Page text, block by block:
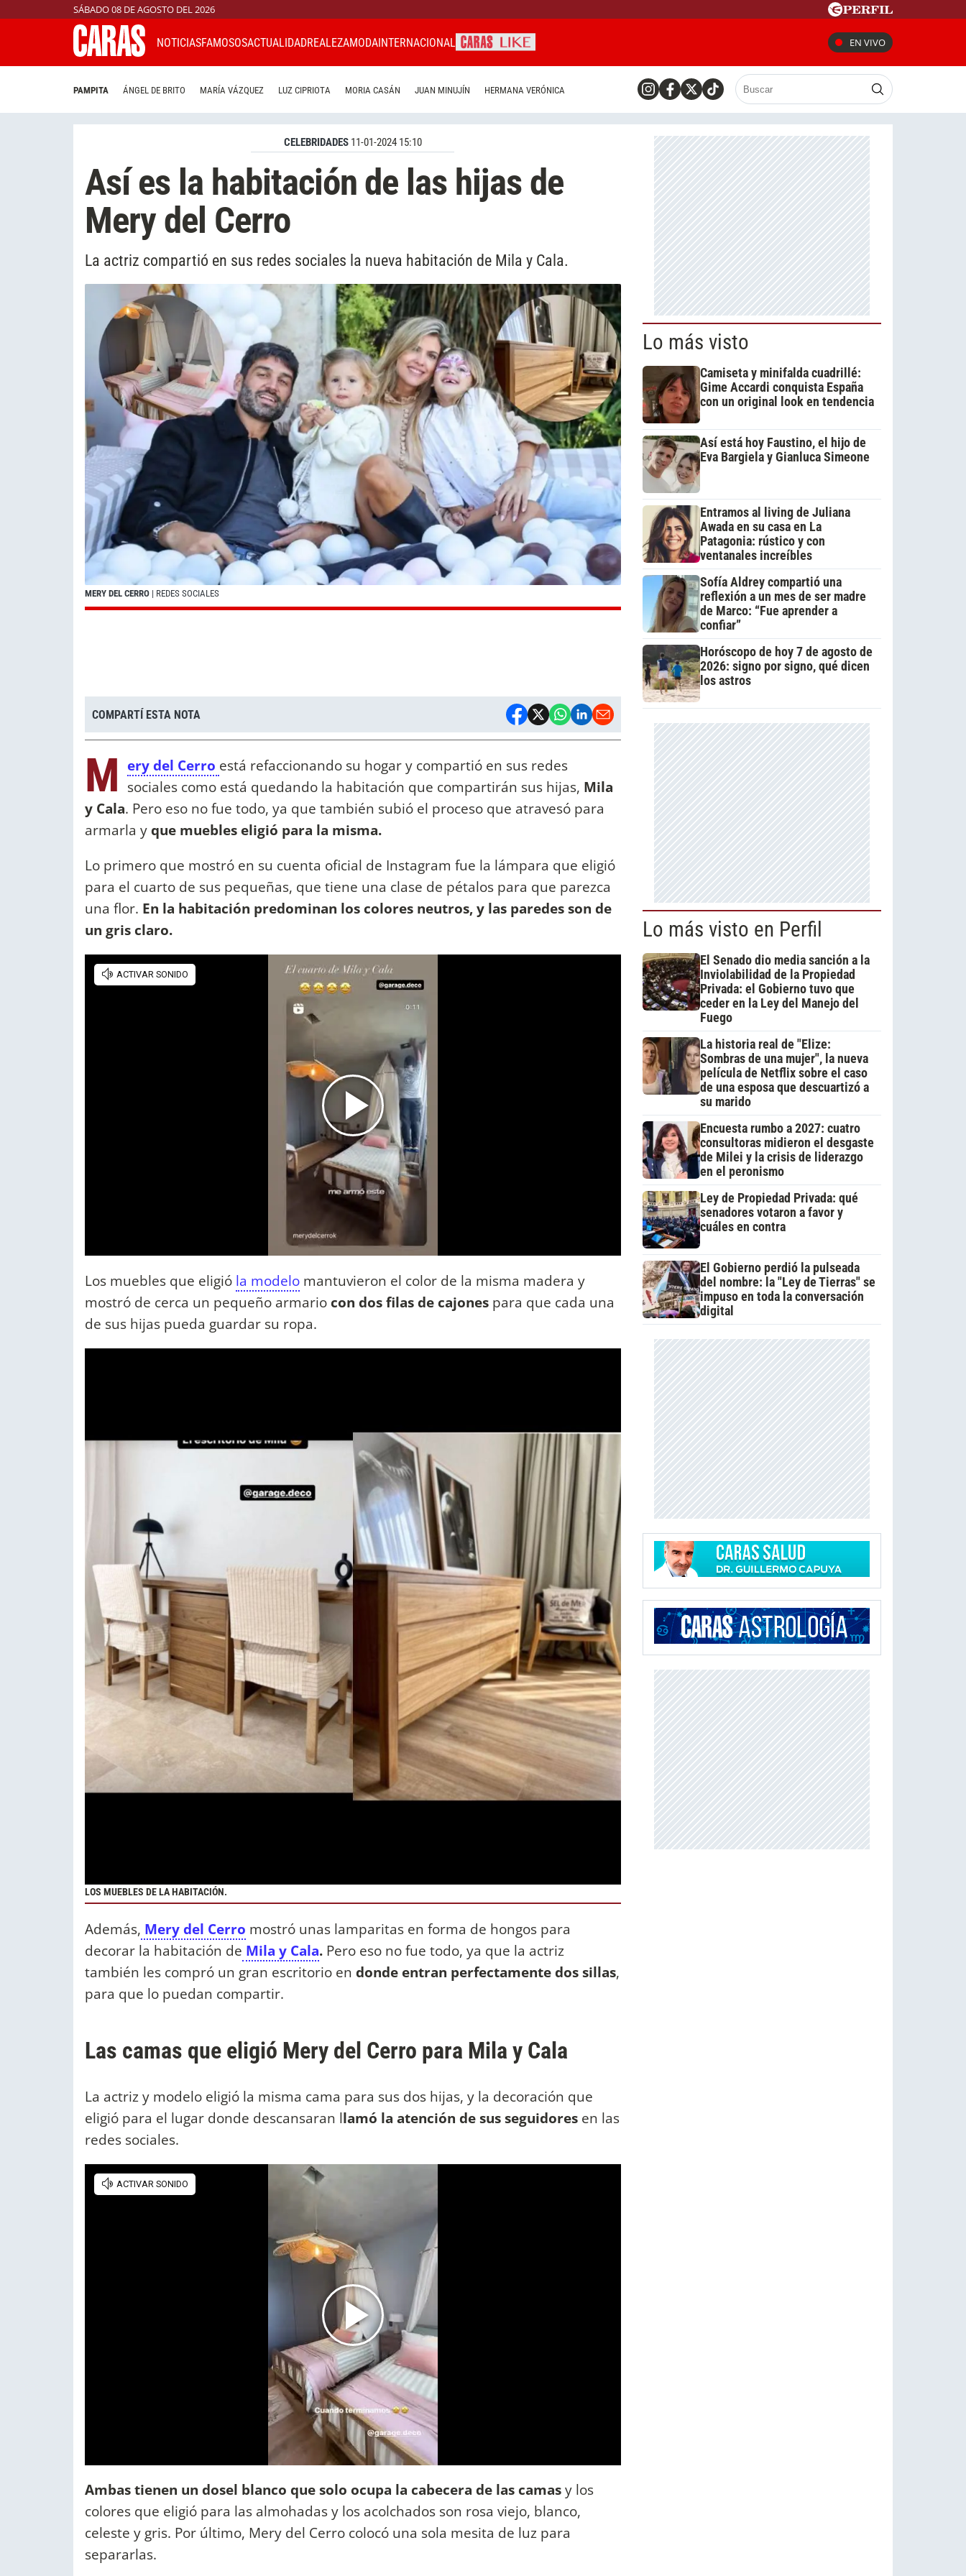
SÁBADO 08 DE AGOSTO DEL 2026
NOTICIASFAMOSOSACTUALIDADREALEZAMODAINTERNACIONAL EN VIVO
PAMPITA ÁNGEL DE BRITO MARÍA VÁZQUEZ LUZ CIPRIOTA MORIA CASÁN JUAN MINUJÍN HERMANA VERÓNICA
CELEBRIDADES 11-01-2024 15:10
Así es la habitación de las hijas de
Mery del Cerro
La actriz compartió en sus redes sociales la nueva habitación de Mila y Cala.
MERY DEL CERRO | REDES SOCIALES
COMPARTÍ ESTA NOTA
M ery del Cerro está refaccionando su hogar y compartió en sus redes
sociales como está quedando la habitación que compartirán sus hijas, Mila
y Cala. Pero eso no fue todo, ya que también subió el proceso que atravesó para
armarla yque muebles eligió para la misma.
Lo primero que mostró en su cuenta oficial de Instagram fue la lámpara que eligió
para el cuarto de sus pequeñas, que tiene una clase de pétalos para que parezca
una flor. En la habitación predominan los colores neutros, y las paredes son de
un gris claro.
Los muebles que eligió la modelo mantuvieron el color de la misma madera y
mostró de cerca un pequeño armario con dos filas de cajones para que cada una
de sus hijas pueda guardar su ropa.
LOS MUEBLES DE LA HABITACIÓN.
Además, Mery del Cerro mostró unas lamparitas en forma de hongos para
decorar la habitación de Mila y Cala. Pero eso no fue todo, ya que la actriz
también les compró un gran escritorio en donde entran perfectamente dos sillas,
para que lo puedan compartir.
Las camas que eligió Mery del Cerro para Mila y Cala
La actriz y modelo eligió la misma cama para sus dos hijas, y la decoración que
eligió para el lugar donde descansaran llamó la atención de sus seguidores en las
redes sociales.
Ambas tienen un dosel blanco que solo ocupa la cabecera de las camasy los
colores que eligió para las almohadas y los acolchados son rosa viejo, blanco,
celeste y gris. Por último, Mery del Cerro colocó una sola mesita de luz para
separarlas.
Lo más visto
Camiseta y minifalda cuadrillé:
Gime Accardi conquista España
con un original look en tendencia
Así está hoy Faustino, el hijo de
Eva Bargiela y Gianluca Simeone
Entramos al living de Juliana
Awada en su casa en La
Patagonia: rústico y con
ventanales increíbles
Sofía Aldrey compartió una
reflexión a un mes de ser madre
de Marco: “Fue aprender a
confiar”
Horóscopo de hoy 7 de agosto de
2026: signo por signo, qué dicen
los astros
Lo más visto en Perfil
El Senado dio media sanción a la
Inviolabilidad de la Propiedad
Privada: el Gobierno tuvo que
ceder en la Ley del Manejo del
Fuego
La historia real de "Elize:
Sombras de una mujer", la nueva
película de Netflix sobre el caso
de una esposa que descuartizó a
su marido
Encuesta rumbo a 2027: cuatro
consultoras midieron el desgaste
de Milei y la crisis de liderazgo
en el peronismo
Ley de Propiedad Privada: qué
senadores votaron a favor y
cuáles en contra
El Gobierno perdió la pulseada
del nombre: la "Ley de Tierras" se
impuso en toda la conversación
digital